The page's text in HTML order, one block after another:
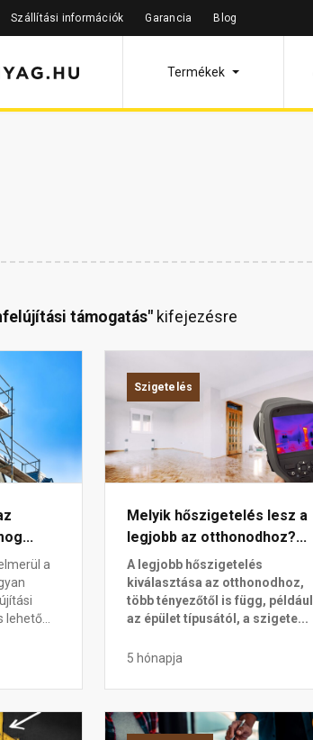
Szállítási információk Garancia Blog
Termékek
támogatás" kifejezésre
a
Szigetelés
Melyik hőszigetelés lesz a
legjobb az otthonodhoz?...
A legjobb hőszigetelés
kiválasztása az otthonodhoz,
több tényezőtől is függ, például
az épület típusától, a szigete...
5 hónapja